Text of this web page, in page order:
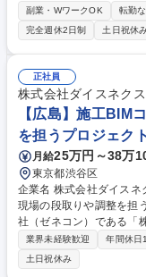
フィスビル・店舗・物流
に構造設計者として参画できます。 【具体的な仕
ル：実施要項をもとに、
して、提案書の作成しま
構造デザインを立案。 ■
ネジメントしながら実施
ック、確認申請対応等 ■
ェックや各種検査。 募集職種 仙台【構造設計担当】フレックス勤務＆在
宅勤務週3日程度可/年間
副業・WワークOK 転勤な
完全週休2日制
土日祝休
正社員
株式会社ダイスネクス
【広島】施工BIM
を担うプロジェク
月給25万円～38万
東京都渋谷区
企業名 株式会社ダイスネクスト 求人名 【広島】施工BIMコ
現場の段取りや調整を担うプロジェ
社（ゼネコン）である「
大型建築プロジェクトに
図）の「全体管理・スケジュ
ます。 ■施工BIMデータ
業界未経験歓迎 年間休日
土日祝休み